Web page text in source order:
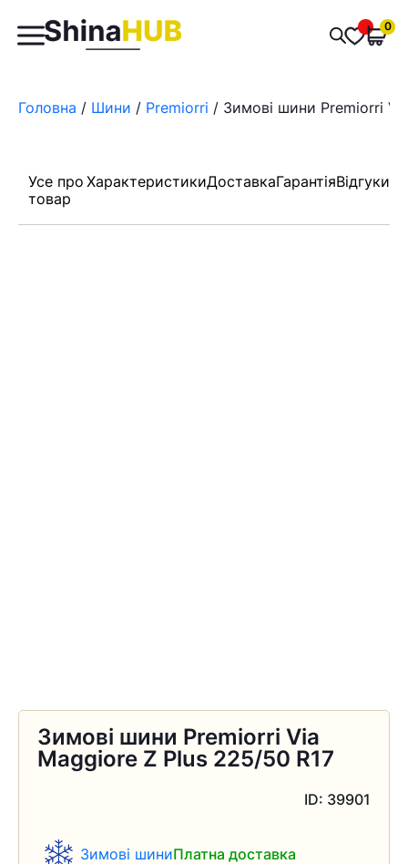
Пошук
товарів
0
Головна / Шини / Premiorri / Зимові шини Premiorri
Усе про
товар
ХарактеристикиДоставкаГарантіяВідгуки
Зимові шини Premiorri Via
Maggiore Z Plus 225/50 R17
ID: 39901
Зимові шиниПлатна доставка